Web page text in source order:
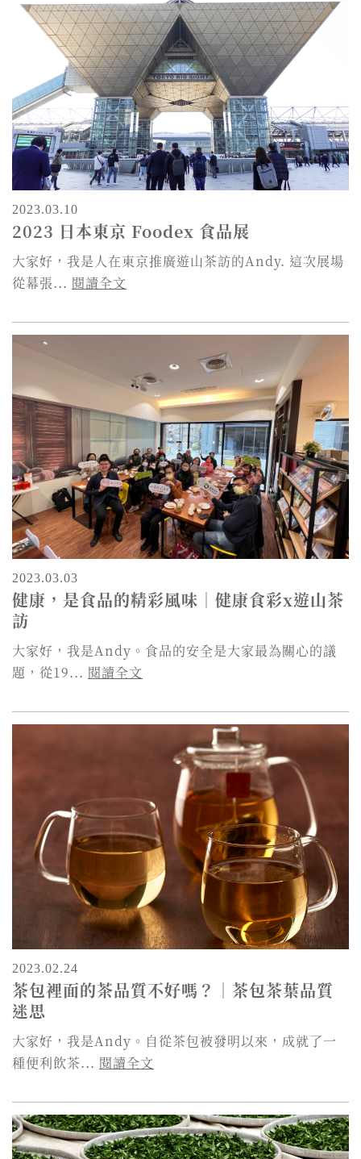
2023.03.10
2023 日本東京 Foodex 食品展
大家好，我是人在東京推廣遊山茶訪的Andy. 這次展場
從幕張... 閱讀全文
2023.03.03
健康，是食品的精彩風味｜健康食彩x遊山茶
訪
大家好，我是Andy。食品的安全是大家最為關心的議
題，從19... 閱讀全文
2023.02.24
茶包裡面的茶品質不好嗎？｜茶包茶葉品質
迷思
大家好，我是Andy。自從茶包被發明以來，成就了一
種便利飲茶... 閱讀全文